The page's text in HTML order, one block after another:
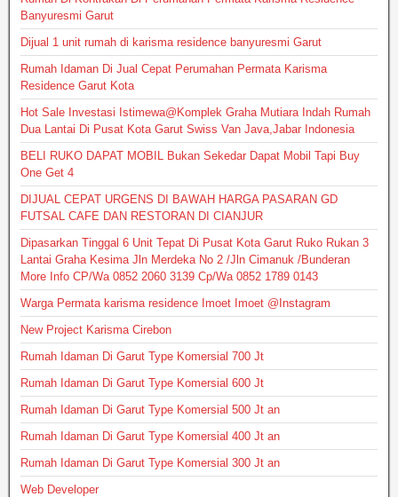
Banyuresmi Garut
Dijual 1 unit rumah di karisma residence banyuresmi Garut
Rumah Idaman Di Jual Cepat Perumahan Permata Karisma
Residence Garut Kota
Hot Sale Investasi Istimewa@Komplek Graha Mutiara Indah Rumah
Dua Lantai Di Pusat Kota Garut Swiss Van Java,Jabar Indonesia
BELI RUKO DAPAT MOBIL Bukan Sekedar Dapat Mobil Tapi Buy
One Get 4
DIJUAL CEPAT URGENS DI BAWAH HARGA PASARAN GD
FUTSAL CAFE DAN RESTORAN DI CIANJUR
Dipasarkan Tinggal 6 Unit Tepat Di Pusat Kota Garut Ruko Rukan 3
Lantai Graha Kesima Jln Merdeka No 2 /Jln Cimanuk /Bunderan
More Info CP/Wa 0852 2060 3139 Cp/Wa 0852 1789 0143
Warga Permata karisma residence Imoet Imoet @Instagram
New Project Karisma Cirebon
Rumah Idaman Di Garut Type Komersial 700 Jt
Rumah Idaman Di Garut Type Komersial 600 Jt
Rumah Idaman Di Garut Type Komersial 500 Jt an
Rumah Idaman Di Garut Type Komersial 400 Jt an
Rumah Idaman Di Garut Type Komersial 300 Jt an
Web Developer